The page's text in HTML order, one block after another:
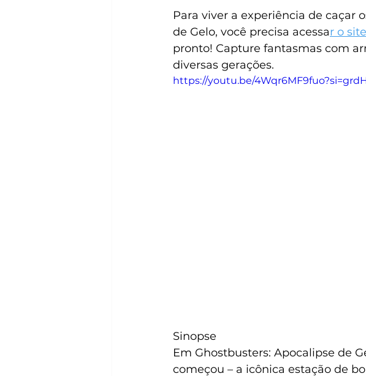
Para viver a experiência de caçar
de Gelo, você precisa acessar o
pronto! Capture fantasmas com
diversas gerações.
https://youtu.be/
Sinopse
Em Ghostbusters: Apocalipse de
começou – a icônica estação de